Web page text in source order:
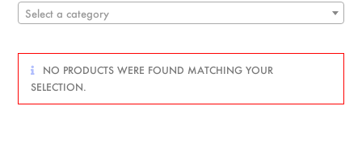
Select a category
NO PRODUCTS WERE FOUND MATCHING YOUR
SELECTION.